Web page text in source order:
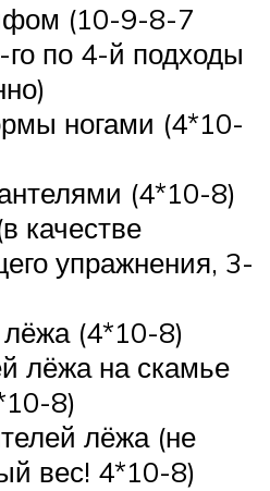
(10-9-8-7
го по 4-й подходы
ногами (4*10-
(4*10-8)
качестве
упражнения, 3-
(4*10-8)
лёжа на скамье
8)
лёжа (не
вес! 4*10-8)